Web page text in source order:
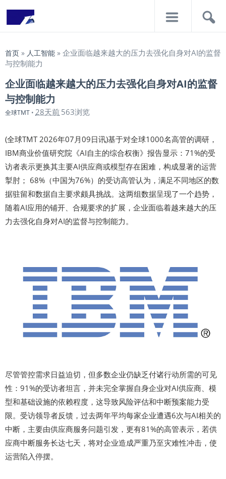
首页 » 人工智能 » 企业面临越来越大的压力去强化自身对AI的监督
与控制能力
企业面临越来越大的压力去强化自身对AI的监督
与控制能力
全球TMT • 28天前 563浏览
(全球TMT 2026年07月09日讯)基于对全球1000名高管的调研，
IBM商业价值研究院《AI自主的综合权衡》报告显示：71%的受
访者表示更换其主要AI供应商或模型存在困难，构成显著的运营
掣肘； 68%（中国为76%）的受访高管认为，满足不同地区的数
据驻留和数据自主要求颇具挑战。这两组数据呈现了一个趋势，
随着AI应用的铺开、合规要求的扩展，企业面临着越来越大的压
力去强化自身对AI的监督与控制能力。
尽管管控需求日益迫切，但多数企业仍缺乏付诸行动所需的可见
性：91%的受访者坦言，并未完全掌握自身企业对AI供应商、模
型和基础设施的依赖程度，这导致风险评估和中断预案能力受
限。受访领导者反馈，过去两年平均每家企业遭遇6次与AI相关的
中断，主要由供应商服务问题引发，更有81%的高管表示，若供
应商中断服务长达七天，将对企业造成严重乃至灾难性冲击，使
运营陷入停摆。